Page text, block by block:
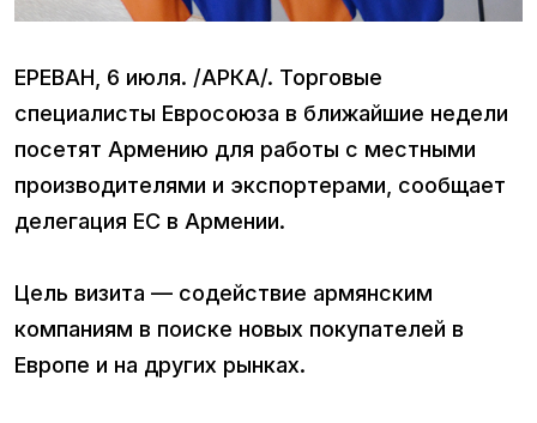
ЕРЕВАН, 6 июля. /АРКА/. Торговые
специалисты Евросоюза в ближайшие недели
посетят Армению для работы с местными
производителями и экспортерами, сообщает
делегация ЕС в Армении.
Цель визита — содействие армянским
компаниям в поиске новых покупателей в
Европе и на других рынках.